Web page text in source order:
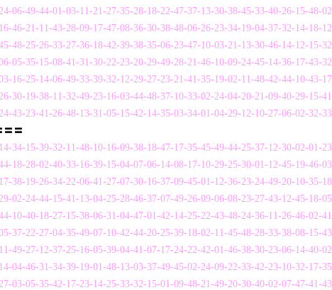
24-06-49-44-01-03-11-21-27-35-28-18-22-47-37-13-30-38-45-33-40-26-15-48-
16-46-21-11-43-28-09-17-47-08-36-30-38-48-06-26-23-34-19-04-37-32-14-18-
45-48-25-26-33-27-36-18-42-39-38-35-06-23-47-10-03-21-13-30-46-14-12-15-
06-05-35-15-08-41-31-30-22-23-20-29-49-28-21-46-10-09-24-45-14-36-17-43-
03-16-25-14-06-49-33-39-32-12-29-27-23-21-41-35-19-02-11-48-42-44-10-43-
26-30-19-38-11-32-49-23-16-03-44-48-37-10-33-02-24-04-20-21-09-40-29-15-
24-43-23-41-26-48-13-31-05-15-42-14-35-03-34-01-04-29-12-10-27-06-02-32-
〓〓
14-34-15-39-32-11-48-10-16-09-38-18-47-17-35-45-49-44-25-37-12-30-02-01-
44-18-28-02-40-33-16-39-15-04-07-06-14-08-17-10-29-25-30-01-12-45-19-46-
17-38-19-26-34-22-06-41-27-07-30-16-37-09-45-01-12-36-23-24-49-20-10-35-
29-02-24-44-15-41-13-04-25-28-46-37-07-49-26-09-06-08-23-27-43-12-45-18-
44-10-40-18-27-15-38-06-31-04-47-01-42-14-25-22-43-48-24-36-11-26-46-02-
05-37-22-27-04-35-49-07-10-42-44-20-25-39-18-02-11-45-48-28-33-38-08-15-
11-49-27-12-37-25-16-05-39-04-41-07-17-24-22-42-01-46-38-30-23-06-14-40-
14-04-46-31-34-39-19-01-48-13-03-37-49-45-02-24-09-22-33-42-23-10-32-17-
27-03-05-35-42-17-23-14-25-33-32-15-01-09-48-21-49-20-30-40-02-07-47-41-